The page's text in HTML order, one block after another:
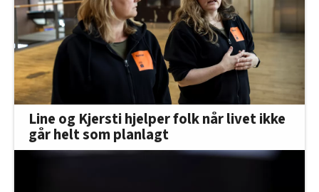
Line og Kjersti hjelper folk når livet ikke
går helt som planlagt